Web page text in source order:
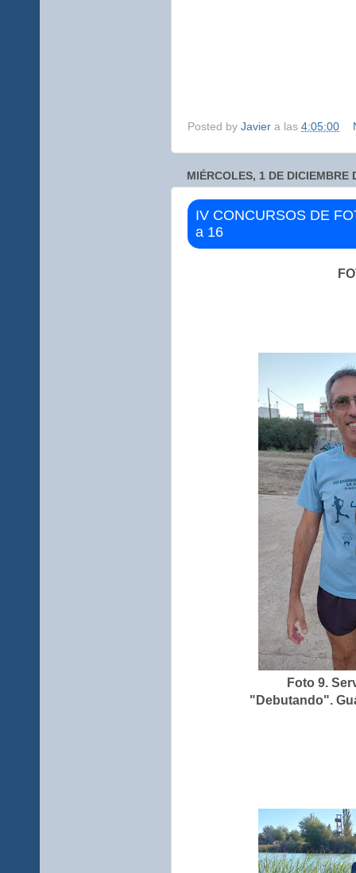
Posted by Javier a las 4:05:00
MIÉRCOLES, 1 DE DICIEMBRE
IV CONCURSOS DE
a 16
Foto 9.
"Debutando".